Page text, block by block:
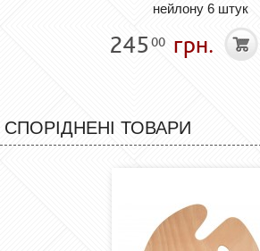
нейлону 6 штук
245 00 грн.
СПОРІДНЕНІ ТОВАРИ